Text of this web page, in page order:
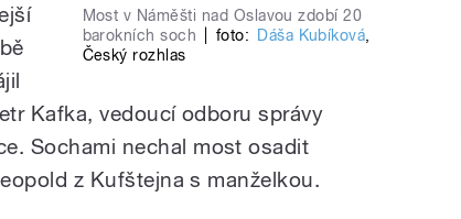
Most v Náměšti nad Oslavou zdobí 20
barokních soch
foto: Dáša Kubíková,
Český rozhlas
Kafka, vedoucí odboru správy
Sochami nechal most osadit
z Kufštejna s manželkou.